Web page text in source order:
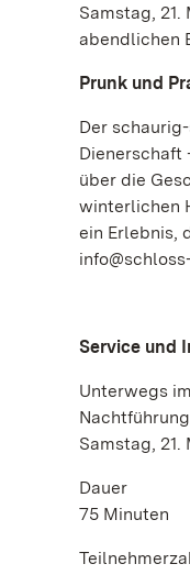
Samstag,
abendlichen
Prunk und
Der
Dienerschaft
über die
winterlichen
ein Erlebnis,
Service und
Unterwegs
Samstag, 21.
Dauer
75 Minuten